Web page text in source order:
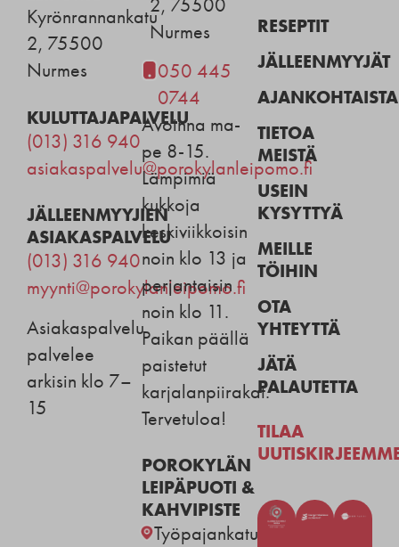
Kyrönrannankatu
2, 75500
Nurmes
KULUTTAJAPALVELU
(013) 316 940
asiakaspalvelu@porokylanleipomo.fi
JÄLLEENMYYJIEN
ASIAKASPALVELU
(013) 316 940
myynti@porokylanleipomo.fi
Asiakaspalvelu
palvelee
arkisin klo 7–
15
2, 75500
Nurmes
050 445
0744
Avoinna ma-
pe 8-15.
Lämpimiä
kukkoja
keskiviikkoisin
noin klo 13 ja
perjantaisin
noin klo 11.
Paikan päällä
paistetut
karjalanpiirakat.
Tervetuloa!
POROKYLÄN
LEIPÄPUOTI &
KAHVIPISTE
Työpajankatu
RESEPTIT
JÄLLEENMYYJÄT
AJANKOHTAISTA
TIETOA
MEISTÄ
USEIN
KYSYTTYÄ
MEILLE
TÖIHIN
OTA
YHTEYTTÄ
JÄTÄ
PALAUTETTA
TILAA